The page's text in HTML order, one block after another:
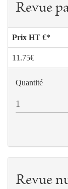
Revue
Prix HT €*
11.75€
Quantité
Revue